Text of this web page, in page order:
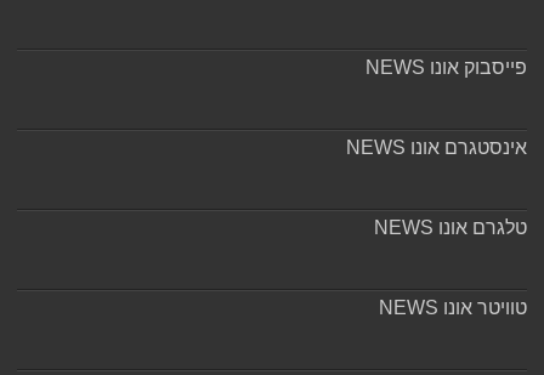
פייסבוק אונו NEWS
אינסטגרם אונו NEWS
טלגרם אונו NEWS
טוויטר אונו NEWS